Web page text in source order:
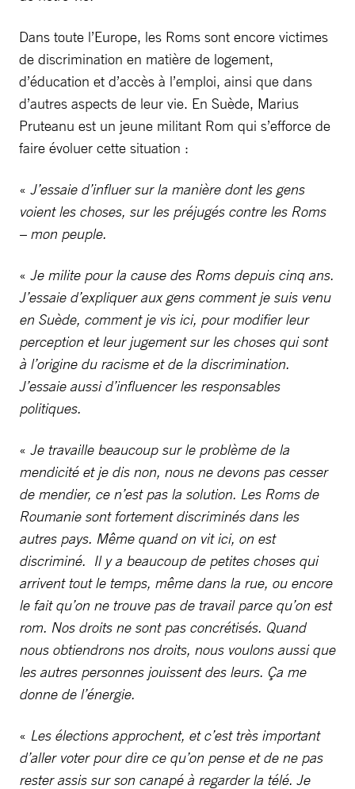
Dans toute l’Europe, les Roms sont encore victimes
de discrimination en matière de logement,
d’éducation et d’accès à l’emploi, ainsi que dans
d’autres aspects de leur vie. En Suède, Marius
Pruteanu est un jeune militant Rom qui s’efforce de
faire évoluer cette situation :
« J’essaie d’influer sur la manière dont les gens
voient les choses, sur les préjugés contre les Roms
– mon peuple.
« Je milite pour la cause des Roms depuis cinq ans.
J’essaie d’expliquer aux gens comment je suis venu
en Suède, comment je vis ici, pour modifier leur
perception et leur jugement sur les choses qui sont
à l’origine du racisme et de la discrimination.
J’essaie aussi d’influencer les responsables
politiques.
« Je travaille beaucoup sur le problème de la
mendicité et je dis non, nous ne devons pas cesser
de mendier, ce n’est pas la solution. Les Roms de
Roumanie sont fortement discriminés dans les
autres pays. Même quand on vit ici, on est
discriminé. Il y a beaucoup de petites choses qui
arrivent tout le temps, même dans la rue, ou encore
le fait qu’on ne trouve pas de travail parce qu’on est
rom. Nos droits ne sont pas concrétisés. Quand
nous obtiendrons nos droits, nous voulons aussi que
les autres personnes jouissent des leurs. Ça me
donne de l’énergie.
« Les élections approchent, et c’est très important
d’aller voter pour dire ce qu’on pense et de ne pas
rester assis sur son canapé à regarder la télé. Je